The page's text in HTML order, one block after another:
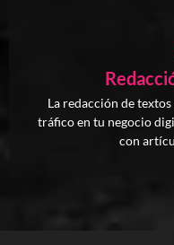
La redacción de
tráfico en tu negocio
con